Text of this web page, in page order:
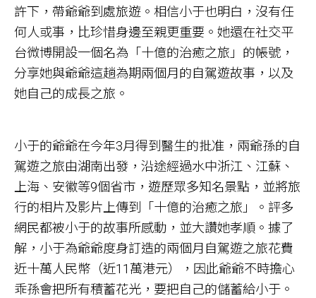
許下，帶爺爺到處旅遊。相信小于也明白，沒有任
何人或事，比珍惜身邊至親更重要。她還在社交平
台微博開設一個名為「十億的治癒之旅」的帳號，
分享她與爺爺這趟為期兩個月的自駕遊故事，以及
她自己的成長之旅。
小于的爺爺在今年3月得到醫生的批准，兩爺孫的自
駕遊之旅由湖南出發，沿途經過水中浙江、江蘇、
上海、安徽等9個省市，遊歷眾多知名景點，並將旅
行的相片及影片上傳到「十億的治癒之旅」。評多
網民都被小于的故事所感動，並大讚她孝順。據了
解，小于為爺爺度身訂造的兩個月自駕遊之旅花費
近十萬人民幣（近11萬港元），因此爺爺不時擔心
乖孫會把所有積蓄花光，要把自己的儲蓄給小于。